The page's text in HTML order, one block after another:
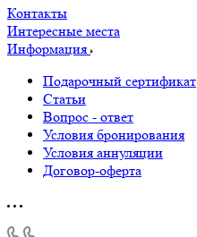
Контакты
Интересные места
Информация
Подарочный сертификат
Статьи
Вопрос - ответ
Условия бронирования
Условия аннуляции
Договор-оферта